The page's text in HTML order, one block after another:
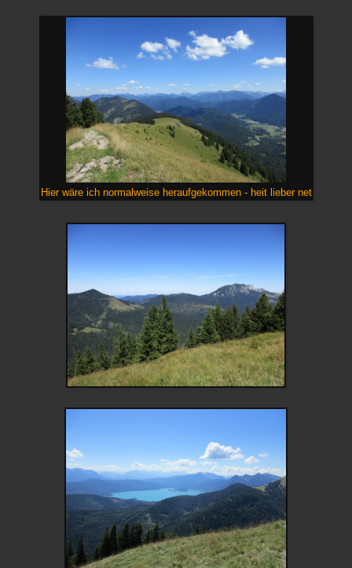
Hier wäre ich normalweise heraufgekommen - heit lieber net